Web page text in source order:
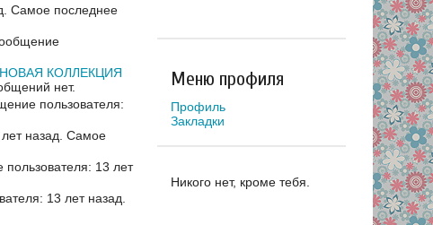
Самое последнее
КОЛЛЕКЦИЯ
нет.
пользователя:
назад. Самое
13 лет
13 лет назад.
Меню профиля
Профиль
Закладки
Никого нет, кроме тебя.